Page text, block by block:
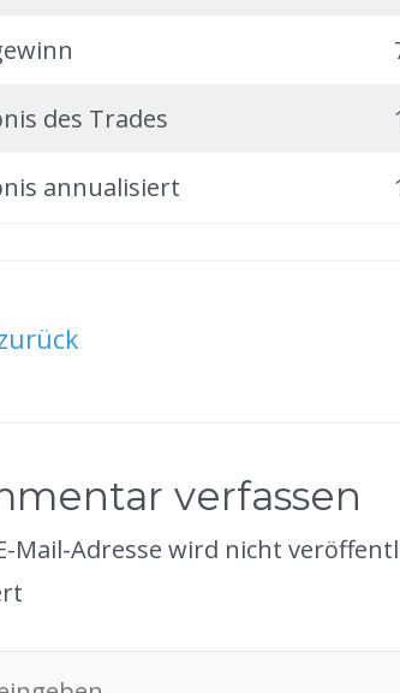
des Trades
annualisiert
verfassen
Mail-Adresse wird nicht